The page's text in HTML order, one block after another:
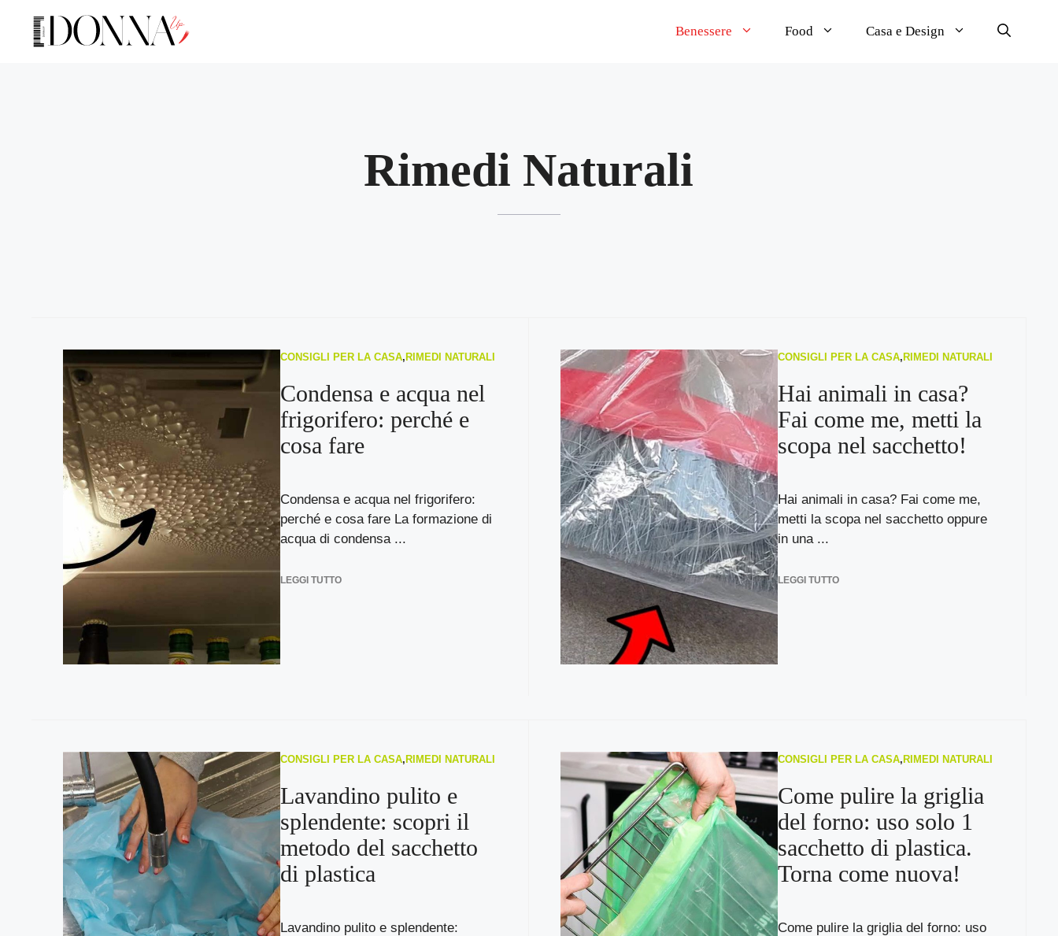
Benessere Food Casa e Design
Rimedi Naturali
CONSIGLI PER LA CASA, RIMEDI NATURALI
Condensa e acqua nel
frigorifero: perché e
cosa fare
Condensa e acqua nel frigorifero:
perché e cosa fare La formazione di
acqua di condensa ...
LEGGI TUTTO
CONSIGLI PER LA CASA, RIMEDI NATURALI
Hai animali in casa?
Fai come me, metti la
scopa nel sacchetto!
Hai animali in casa? Fai come me,
metti la scopa nel sacchetto oppure
in una ...
LEGGI TUTTO
CONSIGLI PER LA CASA, RIMEDI NATURALI
Lavandino pulito e
splendente: scopri il
metodo del sacchetto
di plastica
Lavandino pulito e splendente:
CONSIGLI PER LA CASA, RIMEDI NATURALI
Come pulire la griglia
del forno: uso solo 1
sacchetto di plastica.
Torna come nuova!
Come pulire la griglia del forno: uso